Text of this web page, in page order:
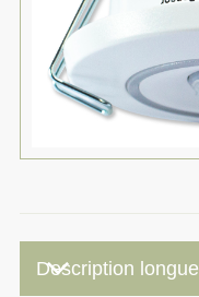
Description longue
keyboard_arrow_down